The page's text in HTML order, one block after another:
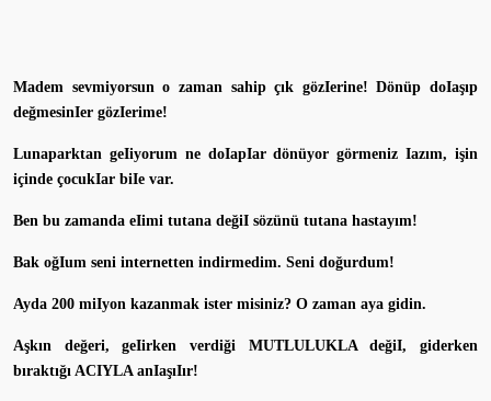
Madem sevmiyorsun o zaman sahip çık gözIerine! Dönüp doIaşıp
değmesinIer gözIerime!
Lunaparktan geIiyorum ne doIapIar dönüyor görmeniz Iazım, işin
içinde çocukIar biIe var.
Ben bu zamanda eIimi tutana değiI sözünü tutana hastayım!
Bak oğIum seni internetten indirmedim. Seni doğurdum!
Ayda 200 miIyon kazanmak ister misiniz? O zaman aya gidin.
Aşkın değeri, geIirken verdiği MUTLULUKLA değiI, giderken
bıraktığı ACIYLA anIaşıIır!